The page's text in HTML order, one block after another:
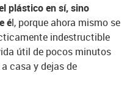
plástico en sí, sino
él, porque ahora mismo se
indestructible
útil de pocos minutos
casa y dejas de